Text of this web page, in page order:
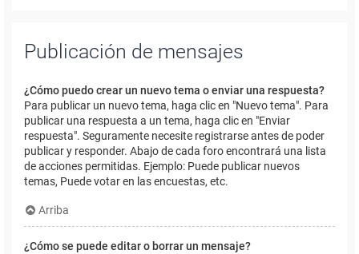
Publicación de mensajes
¿Cómo puedo crear un nuevo tema o enviar una respuesta?
Para publicar un nuevo tema, haga clic en "Nuevo tema". Para
publicar una respuesta a un tema, haga clic en "Enviar
respuesta". Seguramente necesite registrarse antes de poder
publicar y responder. Abajo de cada foro encontrará una lista
de acciones permitidas. Ejemplo: Puede publicar nuevos
temas, Puede votar en las encuestas, etc.
Arriba
¿Cómo se puede editar o borrar un mensaje?